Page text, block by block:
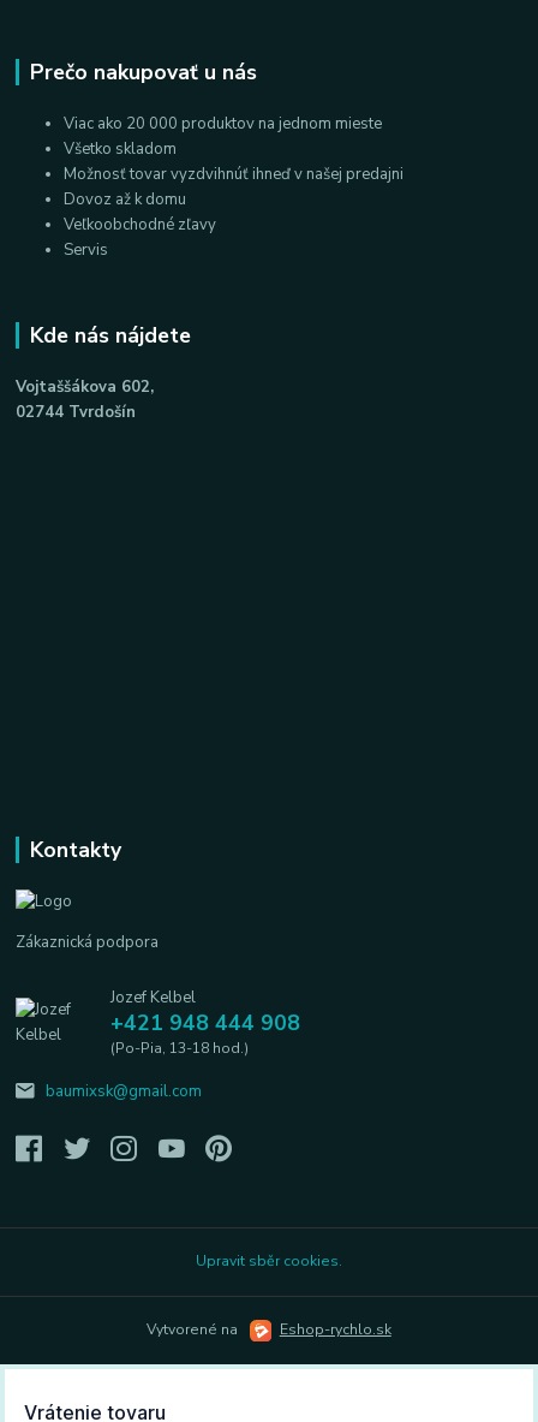
Prečo nakupovať u nás
Viac ako 20 000 produktov na jednom mieste
Všetko skladom
Možnosť tovar vyzdvihnúť ihneď v našej predajni
Dovoz až k domu
Veľkoobchodné zľavy
Servis
Kde nás nájdete
Vojtaššákova 602,
02744 Tvrdošín
Kontakty
Zákaznická podpora
Jozef Kelbel
+421 948 444 908
(Po-Pia, 13-18 hod.)
baumixsk@gmail.com
Upravit sběr cookies.
Vytvorené na Eshop-rychlo.sk